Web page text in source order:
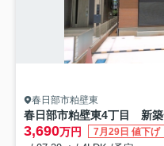
春日部市粕壁東
春日部市粕壁東4丁目 新
3,690万円 7月29日 値下げ